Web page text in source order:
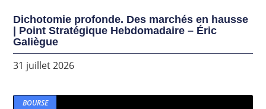
Dichotomie profonde. Des marchés en hausse
| Point Stratégique Hebdomadaire – Éric
Galiègue
31 juillet 2026
BOURSE